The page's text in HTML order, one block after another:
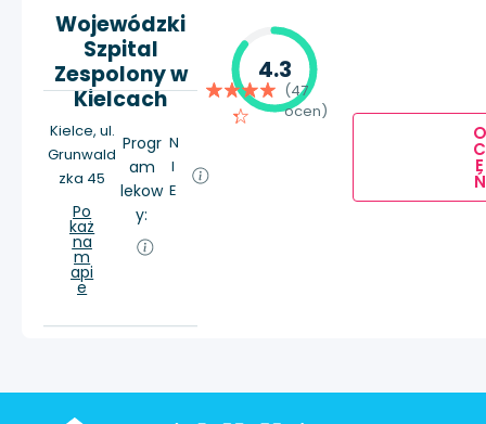
Wojewódzki
Szpital
Zespolony w
Kielcach
Kielce, ul.
Grunwald
zka 45
Po
każ
na
m
api
e
Progr
am
lekow
y:
N
I
E
4.3
(47
ocen)
O
C
E
Ń